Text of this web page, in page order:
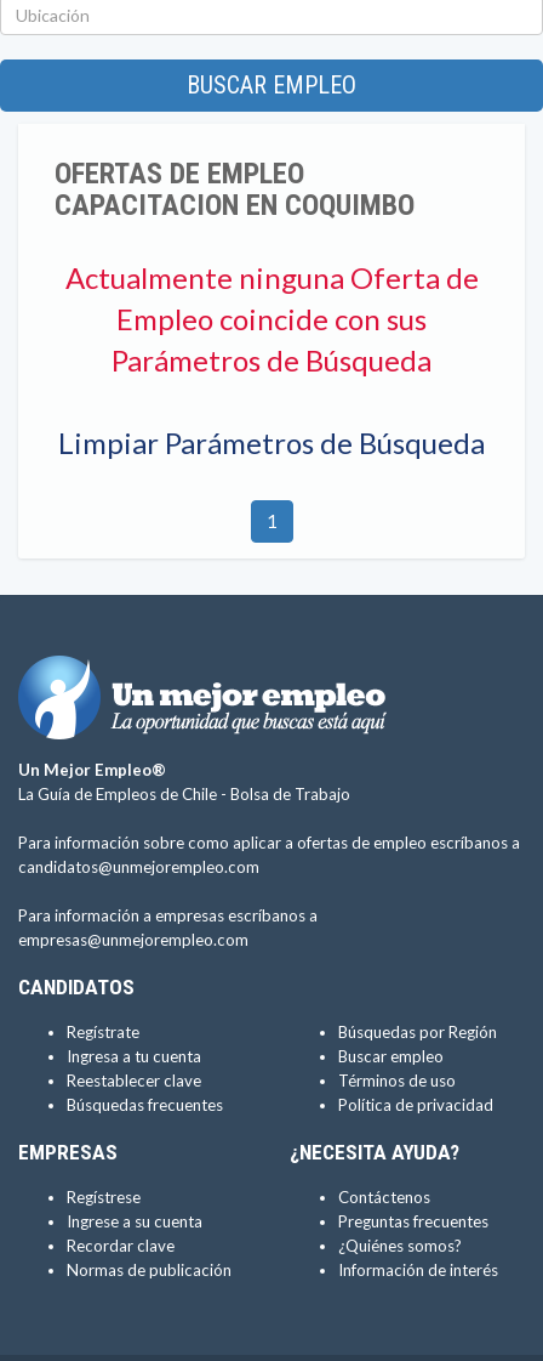
BUSCAR EMPLEO
OFERTAS DE EMPLEO
CAPACITACION EN COQUIMBO
Actualmente ninguna Oferta de
Empleo coincide con sus
Parámetros de Búsqueda
Limpiar Parámetros de Búsqueda
1
Un Mejor Empleo®
La Guía de Empleos de Chile - Bolsa de Trabajo
Para información sobre como aplicar a ofertas de empleo escríbanos a
candidatos@unmejorempleo.com
Para información a empresas escríbanos a
empresas@unmejorempleo.com
CANDIDATOS
Regístrate
Ingresa a tu cuenta
Reestablecer clave
Búsquedas frecuentes
Búsquedas por Región
Buscar empleo
Términos de uso
Política de privacidad
EMPRESAS
Regístrese
Ingrese a su cuenta
Recordar clave
Normas de publicación
¿NECESITA AYUDA?
Contáctenos
Preguntas frecuentes
¿Quiénes somos?
Información de interés